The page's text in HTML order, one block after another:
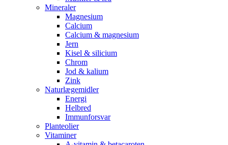
Mineraler
Magnesium
Calcium
Calcium & magnesium
Jern
Kisel & silicium
Chrom
Jod & kalium
Zink
Naturlægemidler
Energi
Helbred
Immunforsvar
Planteolier
Vitaminer